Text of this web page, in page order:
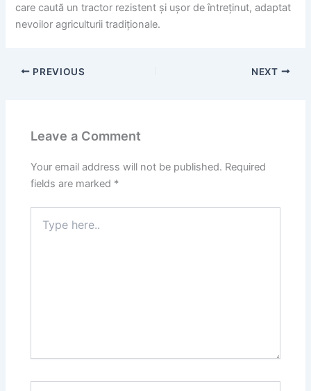
care caută un tractor rezistent și ușor de întreținut, adaptat
nevoilor agriculturii tradiționale.
PREVIOUS NEXT
Leave a Comment
Your email address will not be published. Required
fields are marked *
here..